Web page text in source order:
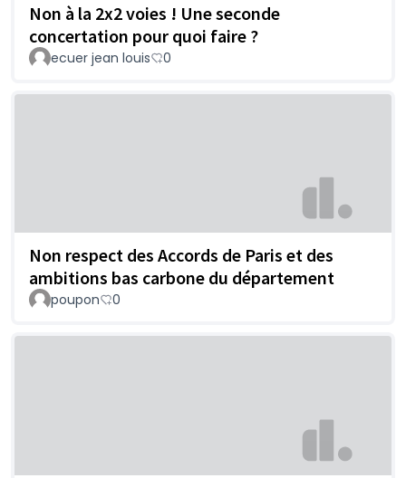
Non à la 2x2 voies ! Une seconde
concertation pour quoi faire ?
ecuer jean louis 0
Non respect des Accords de Paris et des
ambitions bas carbone du département
poupon 0